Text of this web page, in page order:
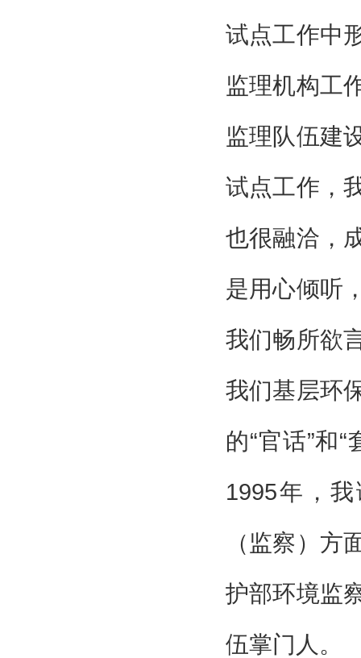
试点工作中
监理机构工
监理队伍建
试点工作，
也很融洽，
是用心倾听
我们畅所欲
我们基层环
的“官话”和
1995年，
（监察）方
护部环境监
伍掌门人。